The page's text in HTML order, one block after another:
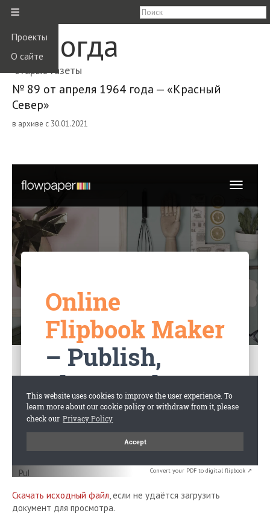
≡
Проекты
О сайте
Вологда
старые газеты
№ 89 от апреля 1964 года — «Красный
Север»
в архиве с 30.01.2021
Convert your PDF to digital flipbook ↗
Скачать исходный файл, если не удаётся загрузить
документ для просмотра.